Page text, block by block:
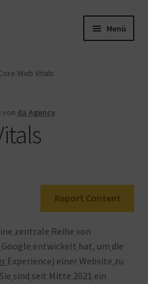
Menü
Web Vitals
von da Agency
Report Content
zentrale Reihe von
Google entwickelt hat, um die
Experience) einer Website zu
sind seit Mitte 2021 ein